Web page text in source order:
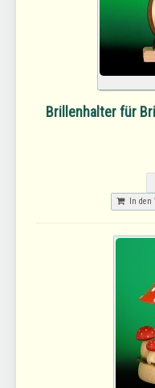
Brillenhalter für
In den